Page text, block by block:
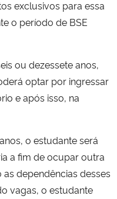
exclusivos para essa
o período de BSE
ou dezessete anos,
optar por ingressar
e após isso, na
o estudante será
a fim de ocupar outra
dependências desses
vagas, o estudante